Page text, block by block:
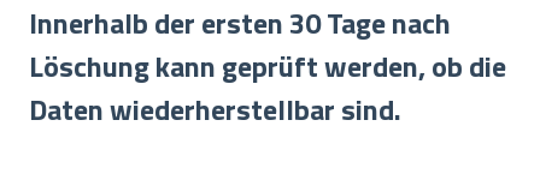
Innerhalb der ersten 30 Tage nach
Löschung kann geprüft werden, ob die
Daten wiederherstellbar sind.